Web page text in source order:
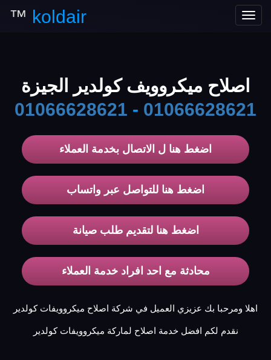
Toggle
koldair
™
اصلاح ميكروويف كولدير الجيزة
01066628621
-
01066628621
اضغط هنا ل الاتصال بخدمة العملاء
اضغط هنا للتواصل عبر واتساب
اضغط هنا لتقديم طلب صيانة
محادثة مع احد افراد خدمة العملاء
اهلا ومرحبا بك عزيزي العميل في شركة اصلاح ميكروويفات كولدير
نقدم لكم افضل خدمة اصلاح لماركة ميكروويفات كولدير